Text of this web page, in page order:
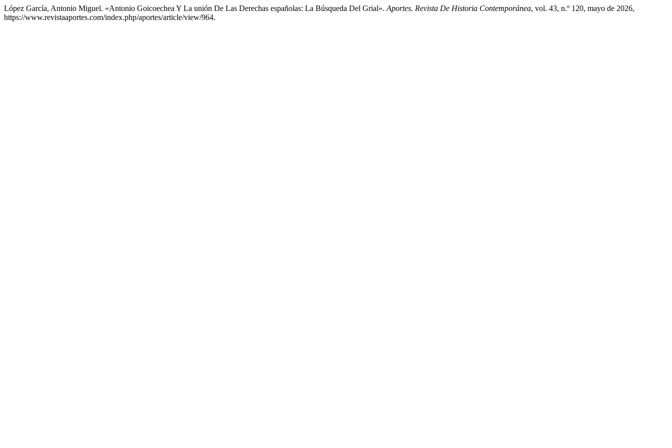
López García, Antonio Miguel. «Antonio Goicoechea Y La unión De Las Derechas españolas: La Búsqueda Del Grial». Aportes. Revista De Historia Contemporánea, vol. 43, n.º 120, mayo de 2026,
https://www.revistaaportes.com/index.php/aportes/article/view/964.